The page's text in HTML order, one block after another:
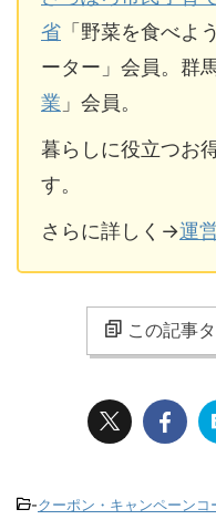
省 「野菜を食べよ
ーター」会員。群
業 」会員。
暮らしに役立つお
す。
さらに詳しく→運
この記事
-クーポン・キャンペーンコ